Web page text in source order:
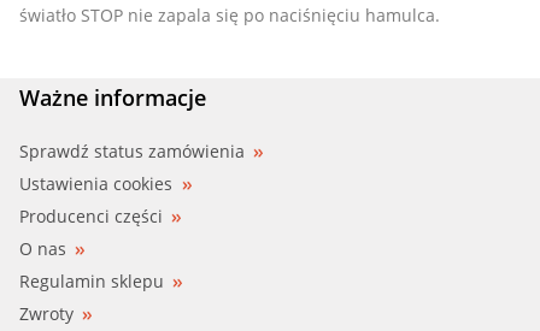
światło STOP nie zapala się po naciśnięciu hamulca.
Ważne informacje
Sprawdź status zamówienia
Ustawienia cookies
Producenci części
O nas
Regulamin sklepu
Zwroty